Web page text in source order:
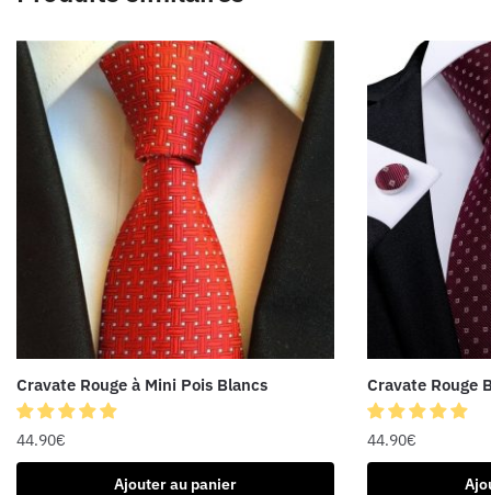
Cravate Rouge à Mini Pois Blancs
44.90€
Ajouter au panier
Cravate Rouge
44.90€